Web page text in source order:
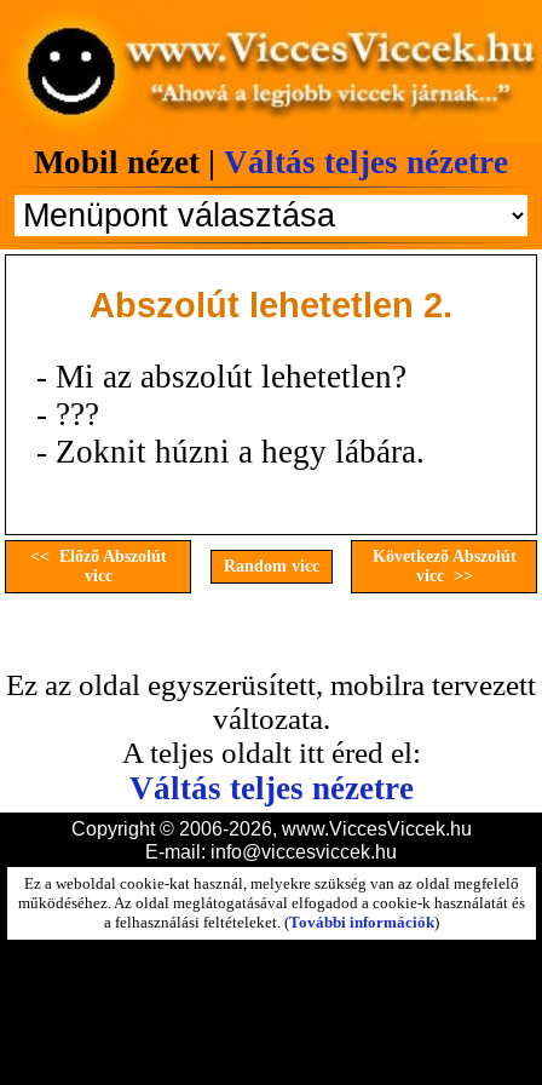
Mobil nézet | Váltás teljes nézetre
Abszolút lehetetlen 2.
- Mi az abszolút lehetetlen?
- ???
- Zoknit húzni a hegy lábára.
<< Előző Abszolút
vicc
Random vicc
Következő Abszolút
vicc >>
Ez az oldal egyszerüsített, mobilra tervezett
változata.
A teljes oldalt itt éred el:
Váltás teljes nézetre
Copyright © 2006-2026, www.ViccesViccek.hu
E-mail: info@viccesviccek.hu
Ez a weboldal cookie-kat használ, melyekre szükség van az oldal megfelelő
működéséhez. Az oldal meglátogatásával elfogadod a cookie-k használatát és
a felhasználási feltételeket. (További információk)